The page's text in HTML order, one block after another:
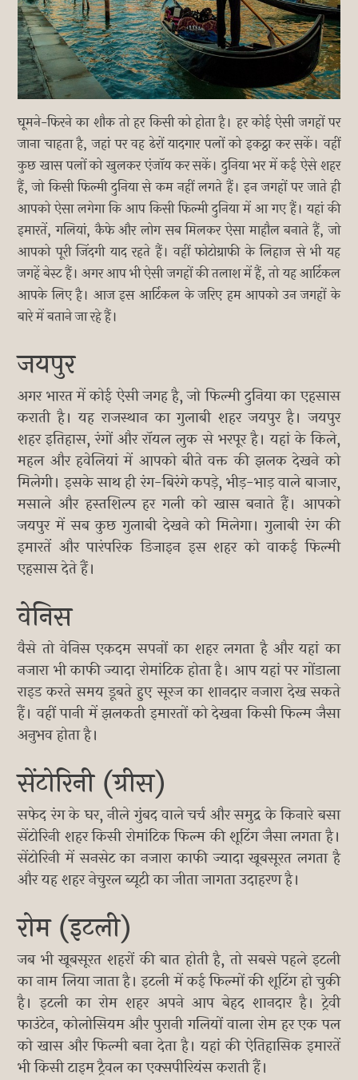
घूमने-फिरने का शौक तो हर किसी को होता है। हर कोई ऐसी जगहों पर
जाना चाहता है, जहां पर वह ढेरों यादगार पलों को इकट्ठा कर सकें। वहीं
कुछ खास पलों को खुलकर एंजॉय कर सकें। दुनिया भर में कई ऐसे शहर
हैं, जो किसी फिल्मी दुनिया से कम नहीं लगते हैं। इन जगहों पर जाते ही
आपको ऐसा लगेगा कि आप किसी फिल्मी दुनिया में आ गए हैं। यहां की
इमारतें, गलियां, कैफे और लोग सब मिलकर ऐसा माहौल बनाते हैं, जो
आपको पूरी जिंदगी याद रहते हैं। वहीं फोटोग्राफी के लिहाज से भी यह
जगहें बेस्ट हैं। अगर आप भी ऐसी जगहों की तलाश में हैं, तो यह आर्टिकल
आपके लिए है। आज इस आर्टिकल के जरिए हम आपको उन जगहों के
बारे में बताने जा रहे हैं।
जयपुर
अगर भारत में कोई ऐसी जगह है, जो फिल्मी दुनिया का एहसास
कराती है। यह राजस्थान का गुलाबी शहर जयपुर है। जयपुर
शहर इतिहास, रंगों और रॉयल लुक से भरपूर है। यहां के किले,
महल और हवेलियां में आपको बीते वक्त की झलक देखने को
मिलेगी। इसके साथ ही रंग-बिरंगे कपड़े, भीड़-भाड़ वाले बाजार,
मसाले और हस्तशिल्प हर गली को खास बनाते हैं। आपको
जयपुर में सब कुछ गुलाबी देखने को मिलेगा। गुलाबी रंग की
इमारतें और पारंपरिक डिजाइन इस शहर को वाकई फिल्मी
एहसास देते हैं।
वेनिस
वैसे तो वेनिस एकदम सपनों का शहर लगता है और यहां का
नजारा भी काफी ज्यादा रोमांटिक होता है। आप यहां पर गोंडाला
राइड करते समय डूबते हुए सूरज का शानदार नजारा देख सकते
हैं। वहीं पानी में झलकती इमारतों को देखना किसी फिल्म जैसा
अनुभव होता है।
सेंटोरिनी (ग्रीस)
सफेद रंग के घर, नीले गुंबद वाले चर्च और समुद्र के किनारे बसा
सेंटोरिनी शहर किसी रोमांटिक फिल्म की शूटिंग जैसा लगता है।
सेंटोरिनी में सनसेट का नजारा काफी ज्यादा खूबसूरत लगता है
और यह शहर नेचुरल ब्यूटी का जीता जागता उदाहरण है।
रोम (इटली)
जब भी खूबसूरत शहरों की बात होती है, तो सबसे पहले इटली
का नाम लिया जाता है। इटली में कई फिल्मों की शूटिंग हो चुकी
है। इटली का रोम शहर अपने आप बेहद शानदार है। ट्रेवी
फाउंटेन, कोलोसियम और पुरानी गलियों वाला रोम हर एक पल
को खास और फिल्मी बना देता है। यहां की ऐतिहासिक इमारतें
भी किसी टाइम ट्रैवल का एक्सपीरियंस कराती हैं।